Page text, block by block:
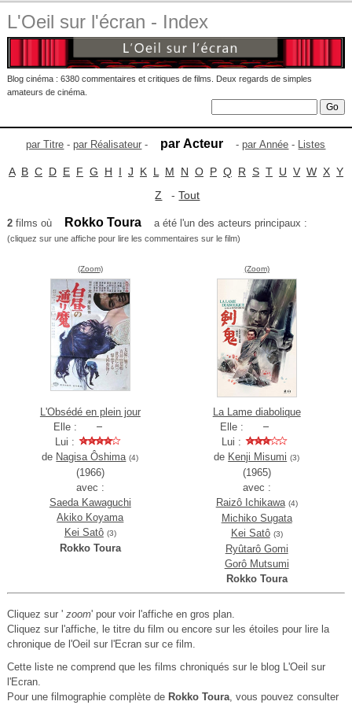
L'Oeil sur l'écran - Index
Blog cinéma : 6380 commentaires et critiques de films. Deux regards de simples
amateurs de cinéma.
par Titre -par Réalisateur - par Acteur -par Année - Listes
A B C D E F G H I J K L M N O P Q R S T U V W X Y
Z -Tout
2films où Rokko Toura a été l'un des acteurs principaux :
(cliquez sur une affiche pour lire les commentaires sur le film)
(Zoom)
L'Obsédé en plein jour
Elle :
Lui :
de Nagisa Ôshima (4)
(1966)
avec :
Saeda Kawaguchi
Akiko Koyama
Kei Satô (3)
Rokko Toura
(Zoom)
La Lame diabolique
Elle :
Lui :
de Kenji Misumi (3)
(1965)
avec :
Raizô Ichikawa (4)
Michiko Sugata
Kei Satô (3)
Ryûtarô Gomi
Gorô Mutsumi
Rokko Toura
Cliquez sur ' zoom' pour voir l'affiche en gros plan.
Cliquez sur l'affiche, le titre du film ou encore sur les étoiles pour lire la
chronique de l'Oeil sur l'Ecran sur ce film.
Cette liste ne comprend que les films chroniqués sur le blog L'Oeil sur
l'Ecran.
Pour une filmographie complète de Rokko Toura, vous pouvez consulter